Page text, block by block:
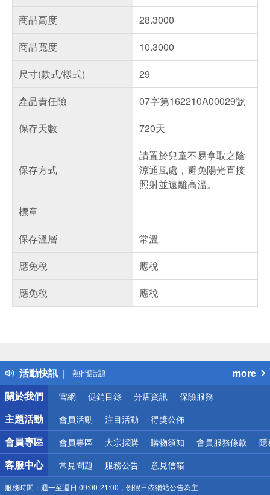
商品高度
28.3000
商品寬度
10.3000
尺寸(款式/樣式)
29
產品責任險
07字第162210A00029號
保存天數
720天
保存方式
請置於兒童不易拿取之陰
涼通風處，避免陽光直接
照射並遠離高溫。
標章
保存溫層
常溫
應免稅
應稅
應免稅
應稅
活動快訊
得獎公告
熱門話題
銀行優惠
偏遠地區配送
詐騙網頁！請小心！
more
關於我們
官網 促銷目錄 分店資訊 保險服務
主題活動 會員活動 注目活動 得獎公佈
會員專區 會員專區 大宗採購 購物須知 會員服務條款 隱
客服中心 常見問題 服務公告 意見信箱
服務時間： 週一至週日 09:00-21:00，例假日依網站公告為主